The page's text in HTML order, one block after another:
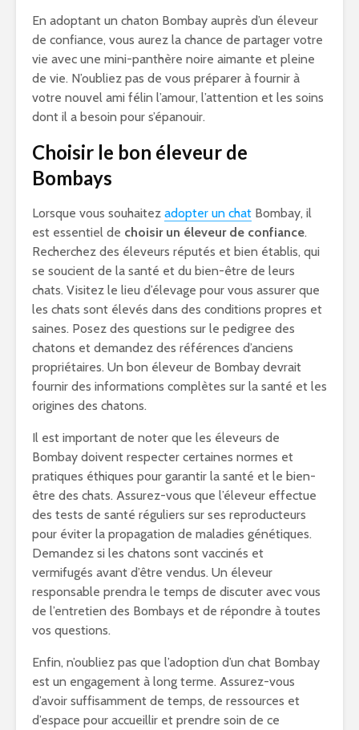
En adoptant un chaton Bombay auprès d’un éleveur
de confiance, vous aurez la chance de partager votre
vie avec une mini-panthère noire aimante et pleine
de vie. N’oubliez pas de vous préparer à fournir à
votre nouvel ami félin l’amour, l’attention et les soins
dont il a besoin pour s’épanouir.
Choisir le bon éleveur de
Bombays
Lorsque vous souhaitez adopter un chat Bombay, il
est essentiel de choisir un éleveur de confiance.
Recherchez des éleveurs réputés et bien établis, qui
se soucient de la santé et du bien-être de leurs
chats. Visitez le lieu d’élevage pour vous assurer que
les chats sont élevés dans des conditions propres et
saines. Posez des questions sur le pedigree des
chatons et demandez des références d’anciens
propriétaires. Un bon éleveur de Bombay devrait
fournir des informations complètes sur la santé et les
origines des chatons.
Il est important de noter que les éleveurs de
Bombay doivent respecter certaines normes et
pratiques éthiques pour garantir la santé et le bien-
être des chats. Assurez-vous que l’éleveur effectue
des tests de santé réguliers sur ses reproducteurs
pour éviter la propagation de maladies génétiques.
Demandez si les chatons sont vaccinés et
vermifugés avant d’être vendus. Un éleveur
responsable prendra le temps de discuter avec vous
de l’entretien des Bombays et de répondre à toutes
vos questions.
Enfin, n’oubliez pas que l’adoption d’un chat Bombay
est un engagement à long terme. Assurez-vous
d’avoir suffisamment de temps, de ressources et
d’espace pour accueillir et prendre soin de ce